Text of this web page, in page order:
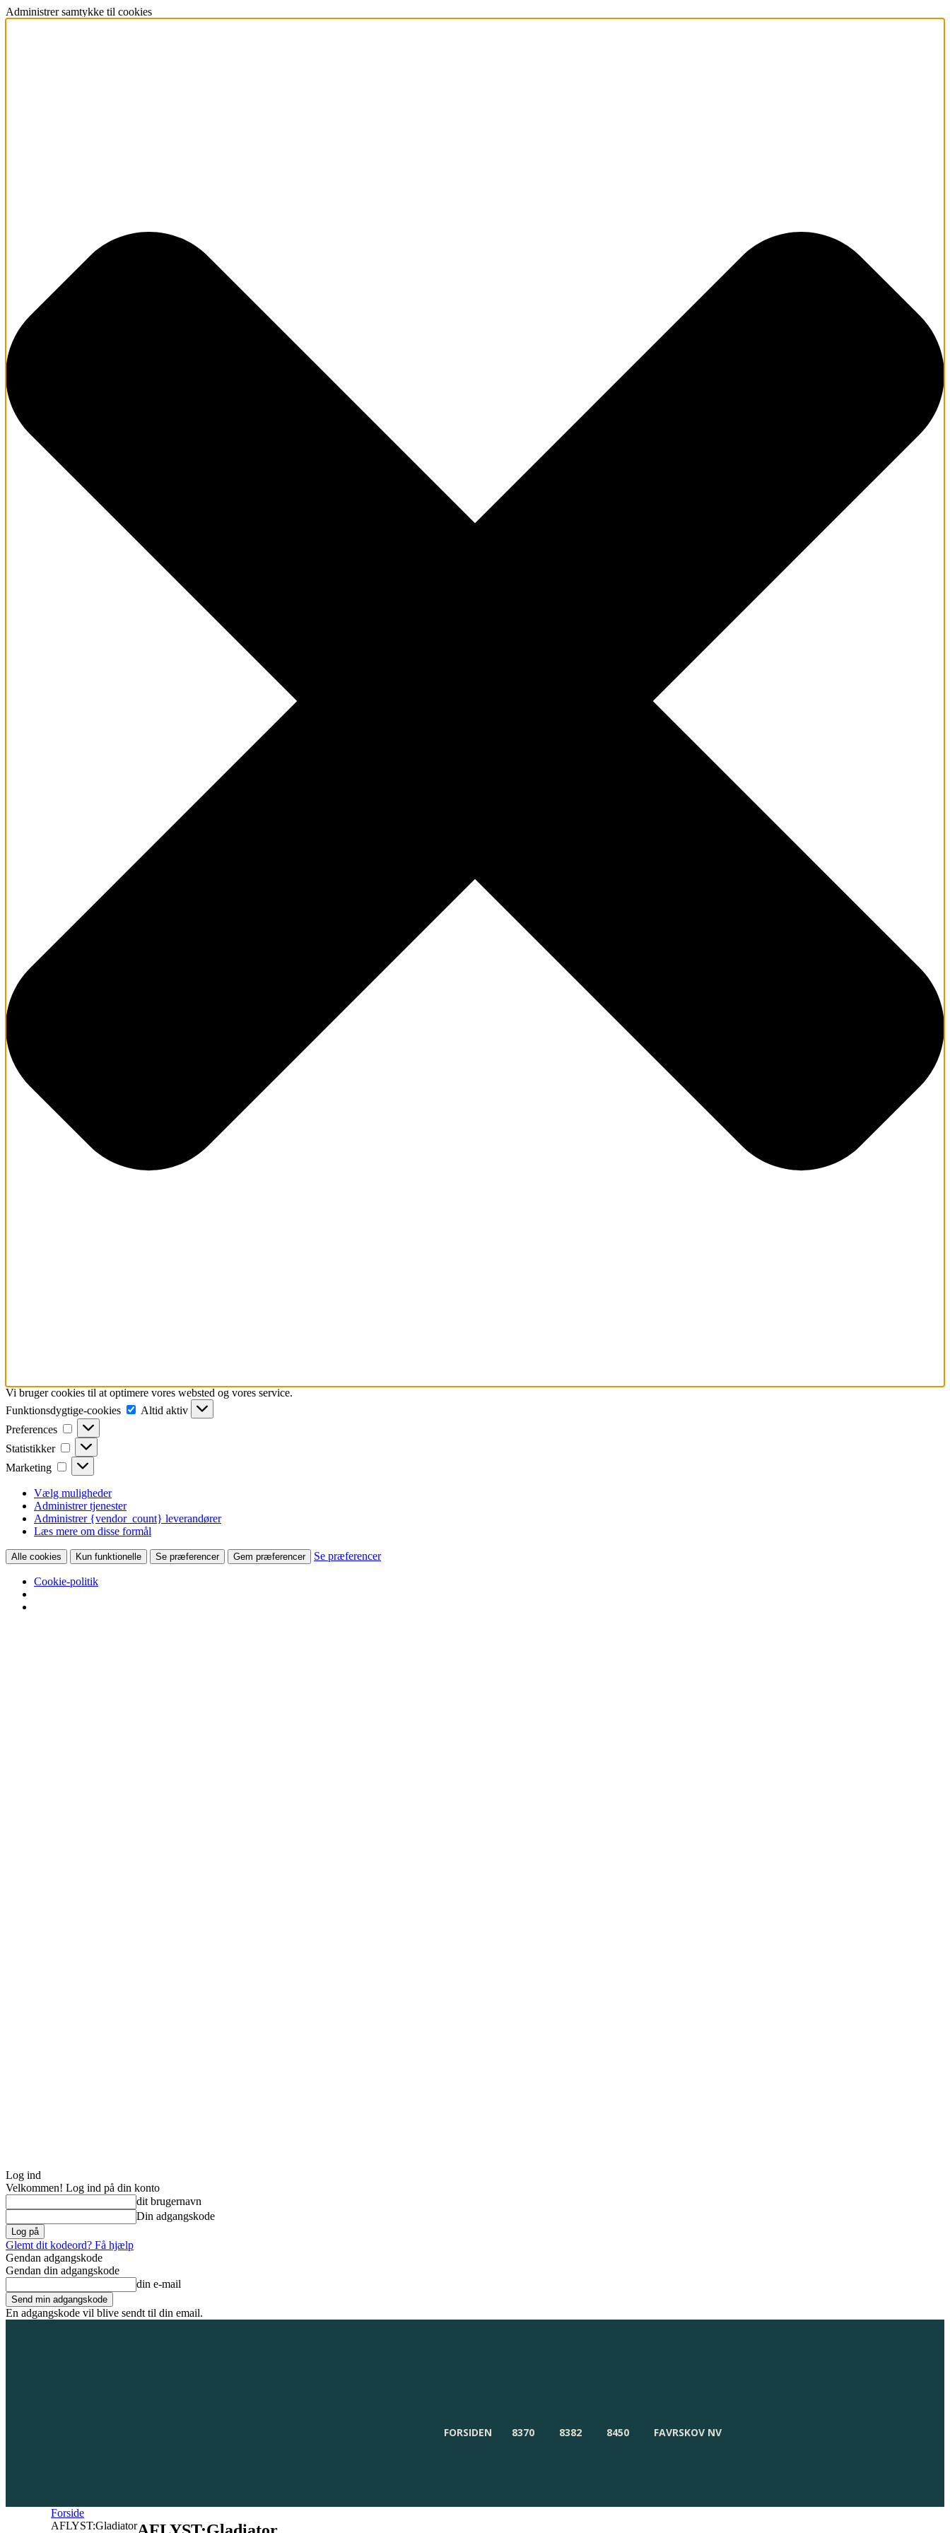
Administrer samtykke til cookies
Vi bruger cookies til at optimere vores websted og vores service.
Funktionsdygtige-cookies
Funktionsdygtige-
cookies
Altid aktiv
Preferences
Preferences
Statistikker Statistikker
Marketing Marketing
Vælg muligheder
Administrer tjenester
Administrer {vendor_count} leverandører
Læs mere om disse formål
Alle cookies Kun funktionelle Se præferencer Gem præferencer Se præferencer
Cookie-politik
Log ind
Velkommen! Log ind på din konto
dit brugernavn
Din adgangskode
Glemt dit kodeord? Få hjælp
Gendan adgangskode
Gendan din adgangskode
din e-mail
En adgangskode vil blive sendt til din email.
FORSIDEN 8370 8382 8450 FAVRSKOV NV
Forside
AFLYST:Gladiator